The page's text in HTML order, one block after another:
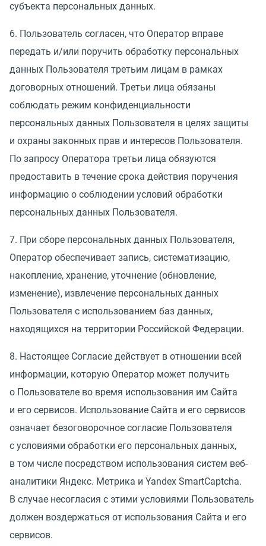
субъекта персональных данных.
6. Пользователь согласен, что Оператор вправе
передать и/или поручить обработку персональных
данных Пользователя третьим лицам в рамках
договорных отношений. Третьи лица обязаны
соблюдать режим конфиденциальности
персональных данных Пользователя в целях защиты
и охраны законных прав и интересов Пользователя.
По запросу Оператора третьи лица обязуются
предоставить в течение срока действия поручения
информацию о соблюдении условий обработки
персональных данных Пользователя.
7. При сборе персональных данных Пользователя,
Оператор обеспечивает запись, систематизацию,
накопление, хранение, уточнение (обновление,
изменение), извлечение персональных данных
Пользователя с использованием баз данных,
находящихся на территории Российской Федерации.
8. Настоящее Согласие действует в отношении всей
информации, которую Оператор может получить
о Пользователе во время использования им Сайта
и его сервисов. Использование Сайта и его сервисов
означает безоговорочное согласие Пользователя
с условиями обработки его персональных данных,
в том числе посредством использования систем веб-
аналитики Яндекс. Метрика и Yandex SmartCaptcha.
В случае несогласия с этими условиями Пользователь
должен воздержаться от использования Сайта и его
сервисов.